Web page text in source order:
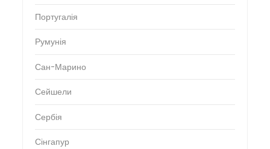
Португалія
Румунія
Сан-Марино
Сейшели
Сербія
Сінгапур